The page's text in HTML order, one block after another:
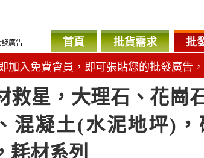
廣告 首頁 批貨需求 批
加入免費會員，即可張貼您的批發廣告，
救星，大理石、花崗
混凝土(水泥地坪)
耗材系列